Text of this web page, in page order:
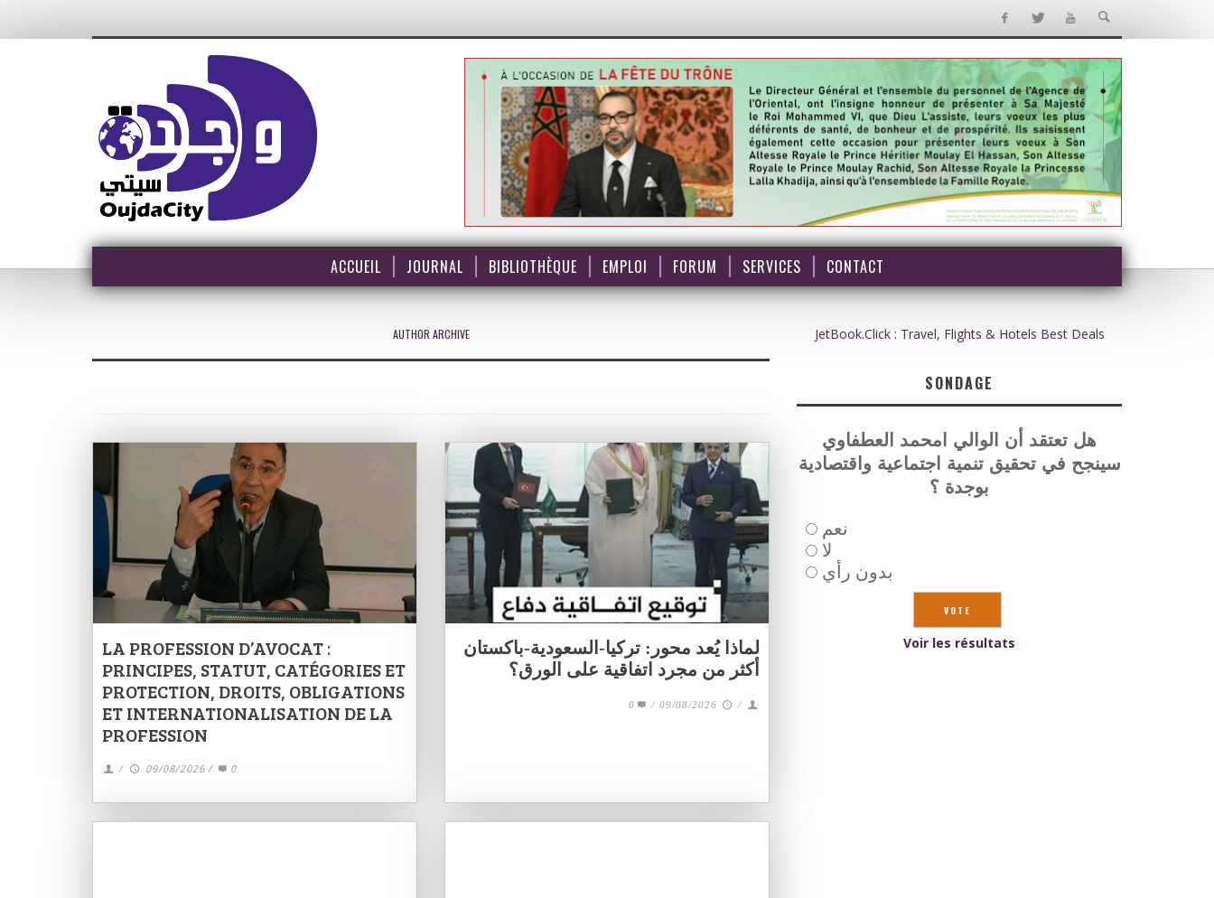
ACCUEIL JOURNAL BIBLIOTHÈQUE EMPLOI FORUM SERVICES CONTACT
AUTHOR ARCHIVE
LA PROFESSION D’AVOCAT :
PRINCIPES, STATUT, CATÉGORIES ET
PROTECTION, DROITS, OBLIGATIONS
ET INTERNATIONALISATION DE LA
PROFESSION
/ 09/08/2026 / 0
لماذا يُعد محور: تركيا-السعودية-باكستان
أكثر من مجرد اتفاقية على الورق؟
/
09/08/2026
/
0
JetBook.Click : Travel, Flights & Hotels Best Deals
SONDAGE
هل تعتقد أن الوالي امحمد العطفاوي
سينجح في تحقيق تنمية اجتماعية واقتصادية
بوجدة ؟
نعم
لا
بدون رأي
Voir les résultats